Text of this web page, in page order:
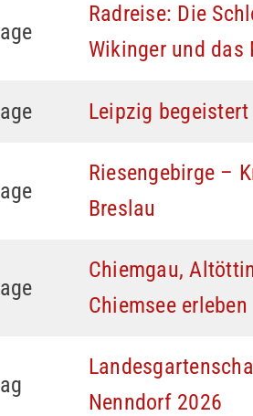
Radreise: Die
Wikinger und das
Leipzig begeistert
Riesengebirge –
Breslau
Chiemgau,
Chiemsee erleben
Nenndorf 2026